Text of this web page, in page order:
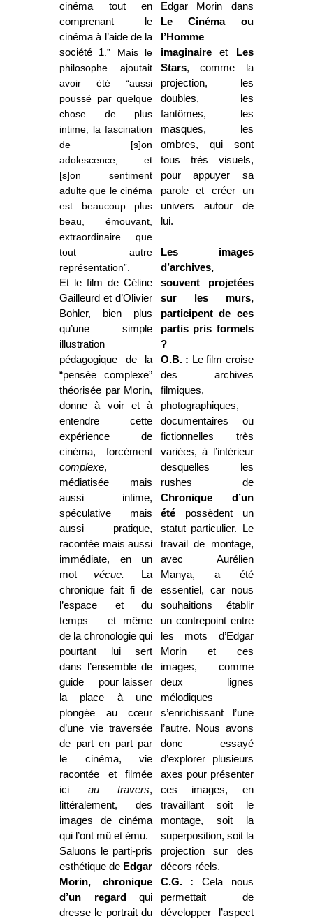
cinéma tout en
comprenant le
cinéma à l’aide de la
société 1.” Mais le
philosophe ajoutait
avoir été “aussi
poussé par quelque
chose de plus
intime, la fascination
de [s]on
adolescence, et
[s]on sentiment
adulte que le cinéma
est beaucoup plus
beau, émouvant,
extraordinaire que
tout autre
représentation”.
Et le film de Céline
Gailleurd et d’Olivier
Bohler, bien plus
qu’une simple
illustration
pédagogique de la
“pensée complexe”
théorisée par Morin,
donne à voir et à
entendre cette
expérience de
cinéma, forcément
complexe,
médiatisée mais
aussi intime,
spéculative mais
aussi pratique,
racontée mais aussi
immédiate, en un
mot vécue. La
chronique fait fi de
l’espace et du
temps – et même
de la chronologie qui
pourtant lui sert
dans l’ensemble de
guide ̶ pour laisser
la place à une
plongée au cœur
d’une vie traversée
de part en part par
le cinéma, vie
racontée et filmée
ici au travers,
littéralement, des
images de cinéma
qui l’ont mû et ému.
Saluons le parti-pris
esthétique de Edgar
Morin, chronique
d’un regard
qui
dresse le portrait du
Edgar Morin dans
Le Cinéma ou
l’Homme
imaginaireet
Les
Stars, comme la
projection, les
doubles, les
fantômes, les
masques, les
ombres, qui sont
tous très visuels,
pour appuyer sa
parole et créer un
univers autour de
lui.
Les images
d’archives,
souvent projetées
sur les murs,
participent de ces
partis pris formels
?
O.B. : Le film croise
des archives
filmiques,
photographiques,
documentaires ou
fictionnelles très
variées, à l’intérieur
desquelles les
rushes de
Chronique d’un
étépossèdent un
statut particu­lier. Le
travail de montage,
avec Aurélien
Manya, a été
essentiel, car nous
souhaitions établir
un contrepoint entre
les mots d’Edgar
Morin et ces
images, comme
deux lignes
mélodiques
s’enrichissant l’une
l’autre. Nous avons
donc essayé
d’explorer plusieurs
axes pour présenter
ces images, en
travaillant soit le
montage, soit la
superposition, soit la
projection sur des
dé­cors réels.
C.G. : Cela nous
permettait de
développer l’aspect